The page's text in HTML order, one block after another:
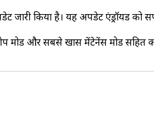
किया है। यह अपडेट एंड्रॉयड को
मोड और सबसे खास मेंटेनेंस मोड सहित